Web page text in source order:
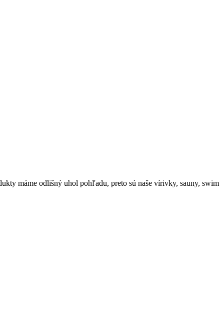
máme odlišný uhol pohľadu, preto sú naše vírivky, sauny, swim